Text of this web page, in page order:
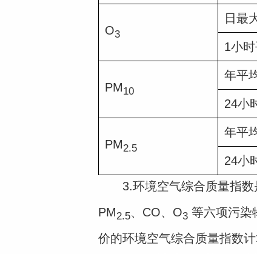
O3
日最
1小
PM10
年平
24小
PM2.5
年平
24小
3.环境空气综合质量指数
PM2.5、CO、O3 等六项污染
价的环境空气综合质量指数计